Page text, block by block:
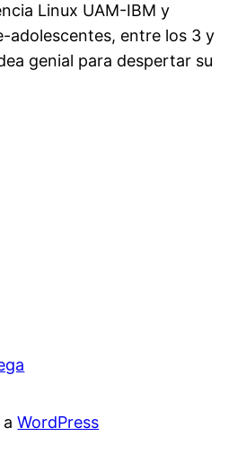
Linux UAM-IBM y
adolescentes, entre los 3 y
genial para despertar su
aWordPress